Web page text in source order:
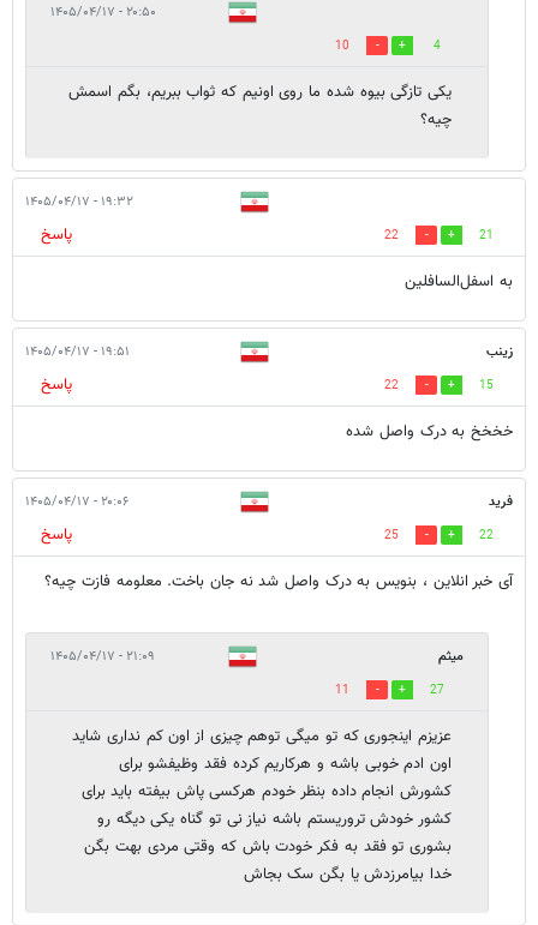
۲۰:۵۰ - ۱۴۰۵/۰۴/۱۷
4
10
یکی تازگی بیوه شده ما روی اونیم که ثواب ببریم، بگم اسمش
چیه؟
۱۹:۳۲ - ۱۴۰۵/۰۴/۱۷
21
22
پاسخ
به اسفل‌السافلین
زینب ۱۹:۵۱ - ۱۴۰۵/۰۴/۱۷
15
22
پاسخ
خخخخ به درک واصل شده
فرید ۲۰:۰۶ - ۱۴۰۵/۰۴/۱۷
22
25
پاسخ
آی خبر انلاین ، بنویس به درک واصل شد نه جان باخت. معلومه فازت چیه؟
میثم ۲۱:۰۹ - ۱۴۰۵/۰۴/۱۷
27
11
عزیزم اینجوری که تو میگی توهم چیزی از اون کم نداری شاید
اون ادم خوبی باشه و هرکاریم کرده فقد وظیفشو برای
کشورش انجام داده بنظر خودم هرکسی پاش بیفته باید برای
کشور خودش تروریستم باشه نیاز نی تو گناه یکی دیگه رو
بشوری تو فقد به فکر خودت باش که وقتی مردی بهت بگن
خدا بیامرزدش یا بگن سک بجاش